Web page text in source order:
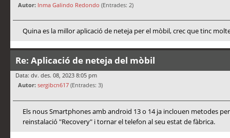
Autor: Inma Galindo Redondo (Entrades: 2)
Quina es la millor aplicació de neteja per el mòbil, crec que tinc
Re: Aplicació de neteja del mòbil
Data: dv. des. 08, 2023 8:05 pm
Autor: sergibcn617 (Entrades: 3)
Els nous Smartphones amb android 13 o 14 ja inclouen metodes
reinstalació "Recovery" i tornar el telefon al seu estat de fàbrica.